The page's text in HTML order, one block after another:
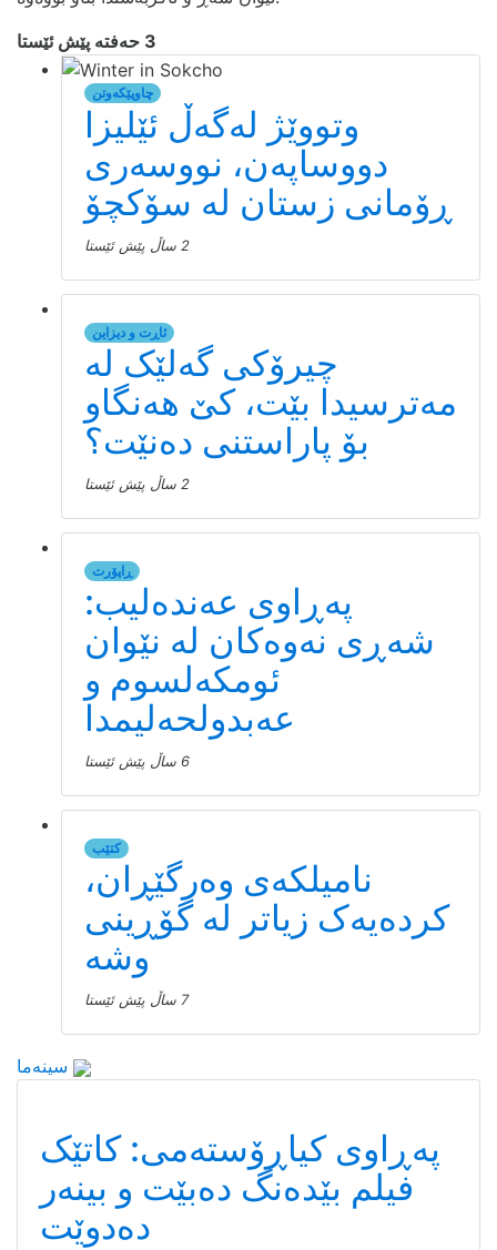
3 حەفتە پێش ئێستا
چاوپێکەوتن
وتووێژ لەگەڵ ئێلیزا
دووساپەن، نووسەری
ڕۆمانی زستان لە سۆکچۆ
2 ساڵ پێش ئێستا
ئاڕت و دیزاین
چیرۆکی گەلێک لە
مەترسیدا بێت، کێ هەنگاو
بۆ پاراستنی دەنێت؟
2 ساڵ پێش ئێستا
ڕاپۆرت
پەڕاوی عەندەلیب:
شەڕی نەوەکان لە نێوان
ئومکەلسوم و
عەبدولحەلیمدا
6 ساڵ پێش ئێستا
کتێب
نامیلكه‌ی وەرگێڕان،
کردەیەک زیاتر لە گۆڕینی
وشە
7 ساڵ پێش ئێستا
پەڕاوی کیاڕۆستەمی: کاتێک
فیلم بێدەنگ دەبێت و بینەر
دەدوێت